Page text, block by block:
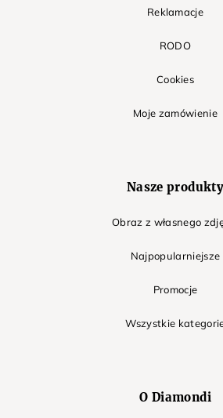
Reklamacje
RODO
Cookies
Moje zamówienie
Nasze produkty
Obraz z własnego
Najpopularniejsze
Promocje
Wszystkie
O Diamondi